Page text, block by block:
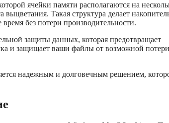
ячейки памяти располагаются на
Такая структура делает
без потери производительности.
защиты данных, которая предотвращает
и защищает ваши файлы от возможной
надежным и долговечным решением,